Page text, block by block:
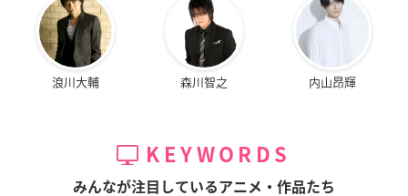
浪川大輔 森川智之 内山昂輝
KEYWORDS
みんなが注目しているアニメ・作品たち